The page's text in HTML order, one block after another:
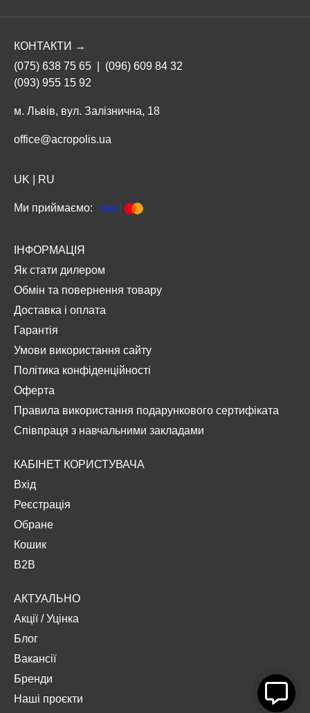
КОНТАКТИ →
(075) 638 75 65
(096) 609 84 32
(093) 955 15 92
м. Львів, вул. Залізнична, 18
office@acropolis.ua
UK RU
Ми приймаємо:
ІНФОРМАЦІЯ
Як стати дилером
Обмін та повернення товару
Доставка і оплата
Гарантія
Умови використання сайту
Політика конфіденційності
Оферта
Правила використання подарункового сертифіката
Співпраця з навчальними закладами
КАБІНЕТ КОРИСТУВАЧА
Вхід
Реєстрація
Обране
Кошик
B2B
АКТУАЛЬНО
Акції/Уцінка
Блог
Вакансії
Бренди
Наші проєкти